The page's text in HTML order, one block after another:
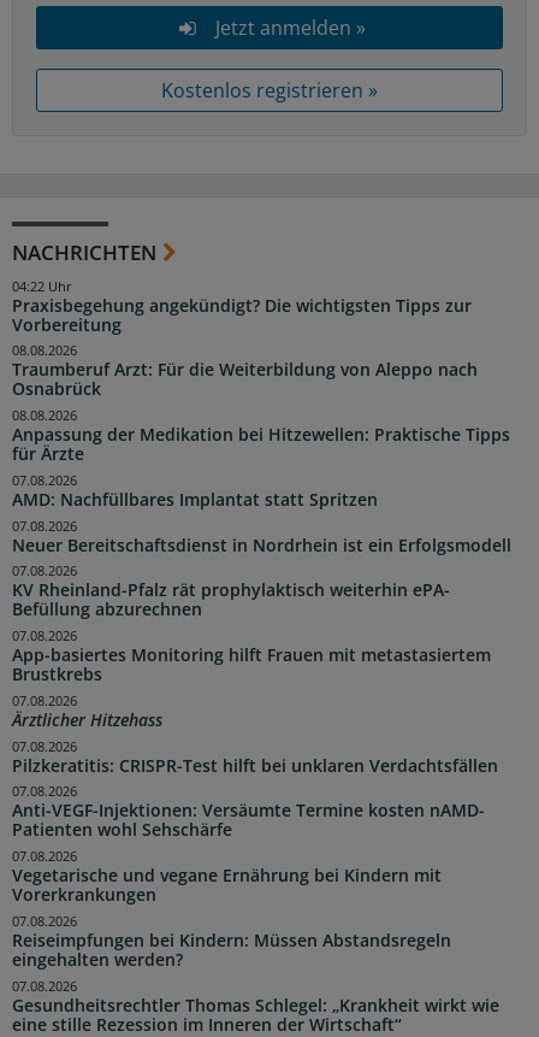
Jetzt anmelden »
Kostenlos registrieren »
NACHRICHTEN
Praxisbegehung angekündigt? Die wichtigsten Tipps zur
Vorbereitung
04:22 Uhr
Traumberuf Arzt: Für die Weiterbildung von Aleppo nach
Osnabrück
08.08.2026
Anpassung der Medikation bei Hitzewellen: Praktische Tipps
für Ärzte
08.08.2026
AMD: Nachfüllbares Implantat statt Spritzen
07.08.2026
Neuer Bereitschaftsdienst in Nordrhein ist ein Erfolgsmodell
07.08.2026
KV Rheinland-Pfalz rät prophylaktisch weiterhin ePA-
Befüllung abzurechnen
07.08.2026
App-basiertes Monitoring hilft Frauen mit metastasiertem
Brustkrebs
07.08.2026
Ärztlicher Hitzehass
07.08.2026
Pilzkeratitis: CRISPR-Test hilft bei unklaren Verdachtsfällen
07.08.2026
Anti-VEGF-Injektionen: Versäumte Termine kosten nAMD-
Patienten wohl Sehschärfe
07.08.2026
Vegetarische und vegane Ernährung bei Kindern mit
Vorerkrankungen
07.08.2026
Reiseimpfungen bei Kindern: Müssen Abstandsregeln
eingehalten werden?
07.08.2026
Gesundheitsrechtler Thomas Schlegel: „Krankheit wirkt wie
eine stille Rezession im Inneren der Wirtschaft“
07.08.2026